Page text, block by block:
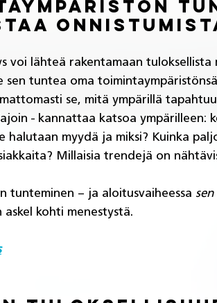
voi lähteä rakentamaan
sen tuntea oma
se, mitä ympärillä
- kannattaa katsoa ympärilleen:
halutaan myydä ja miksi? Kuinka
Millaisia trendejä on
tunteminen – ja aloitusvaiheessa sen
askel kohti menestystä.